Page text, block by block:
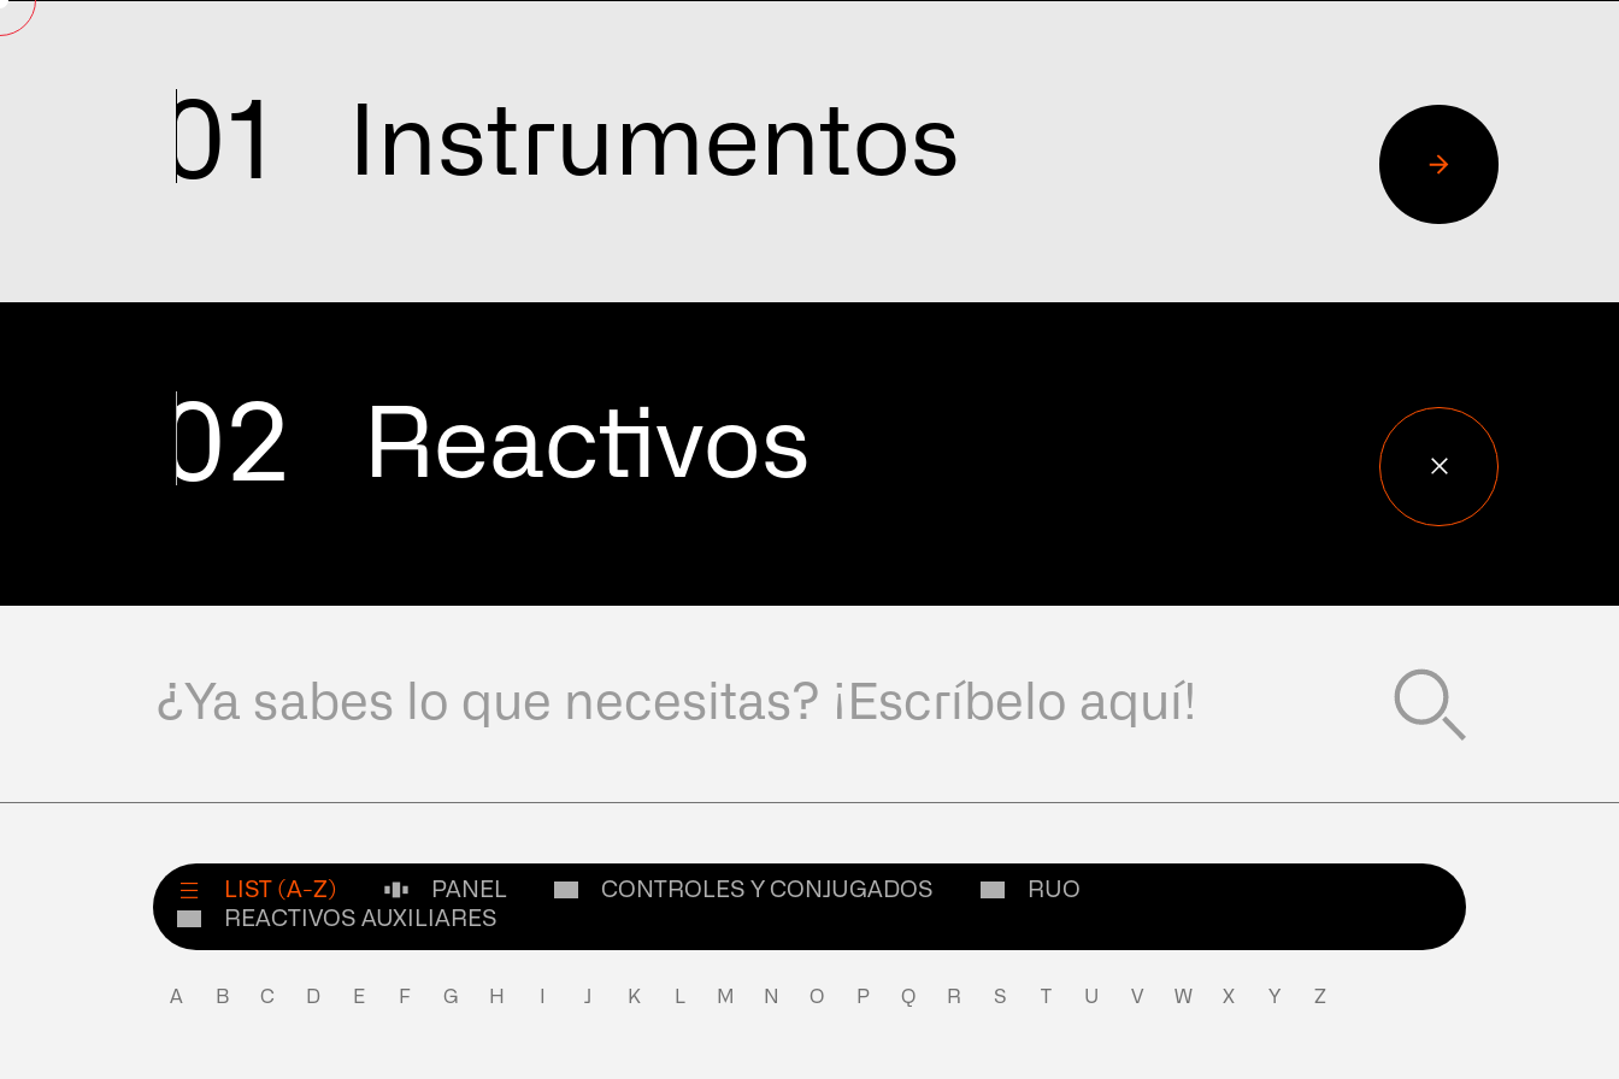
BioSystems
Seleccione un país para una mejor
Selecciona un idioma.
01 Instrumentos
02 Reactivos
LIST (A-Z) PANEL CONTROLES Y CONJUGADOS
RUO
REACTIVOS AUXILIARES
A B C D E F G H J K L M N O P Q R S T U V W X Y Z